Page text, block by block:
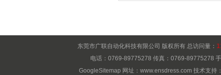
东莞市广联自动化科技有限公司 版权所有 总访问量：
电话：0769-89775278 传真：0769-89775278
GoogleSitemap 网址： www.ensdress.com 技术支持